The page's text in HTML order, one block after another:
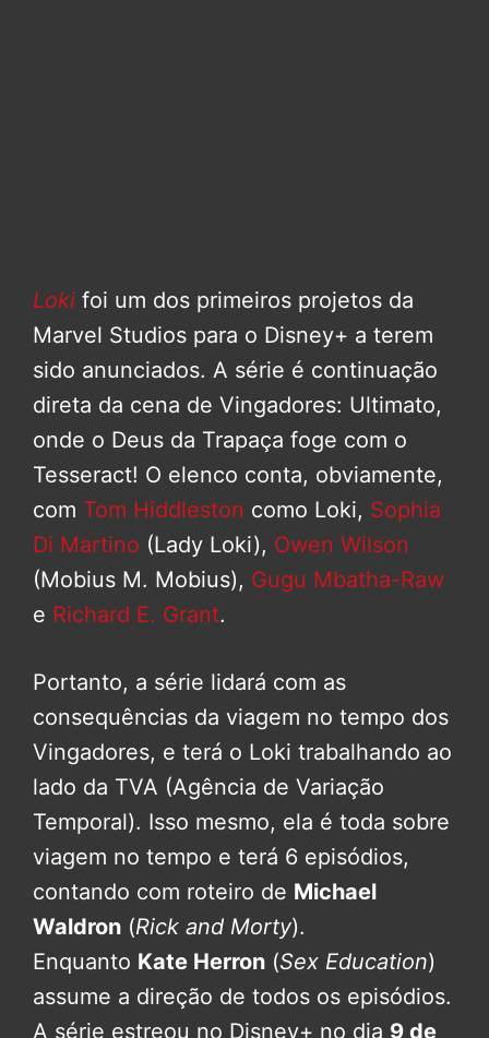
Loki foi um dos primeiros projetos da
Marvel Studios para o Disney+ a terem
sido anunciados. A série é continuação
direta da cena de Vingadores: Ultimato,
onde o Deus da Trapaça foge com o
Tesseract! O elenco conta, obviamente,
com Tom Hiddleston como Loki, Sophia
Di Martino (Lady Loki), Owen Wilson
(Mobius M. Mobius), Gugu Mbatha-Raw
e Richard E. Grant.
Portanto, a série lidará com as
consequências da viagem no tempo dos
Vingadores, e terá o Loki trabalhando ao
lado da TVA (Agência de Variação
Temporal). Isso mesmo, ela é toda sobre
viagem no tempo e terá 6 episódios,
contando com roteiro de Michael
Waldron (Rick and Morty).
Enquanto Kate Herron (Sex Education)
assume a direção de todos os episódios.
A série estreou no Disney+ no dia 9 de